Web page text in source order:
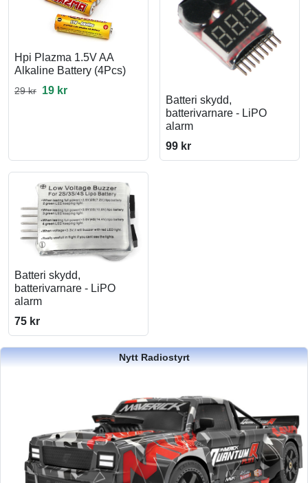
Hpi Plazma 1.5V AA
Alkaline Battery (4Pcs)
29 kr 19 kr
Batteri skydd,
batterivarnare - LiPO
alarm
99 kr
Batteri skydd,
batterivarnare - LiPO
alarm
75 kr
Nytt Radiostyrt